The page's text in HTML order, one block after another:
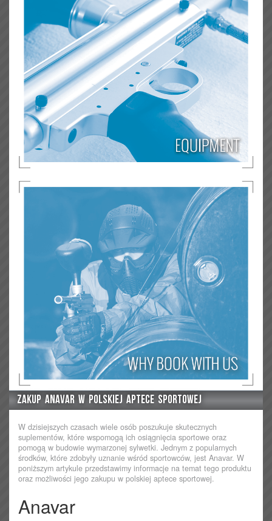
Zakup Anavar w Polskiej Aptece Sportowej
W dzisiejszych czasach wiele osób poszukuje skutecznych
suplementów, które wspomogą ich osiągnięcia sportowe oraz
pomogą w budowie wymarzonej sylwetki. Jednym z popularnych
środków, które zdobyły uznanie wśród sportowców, jest Anavar. W
poniższym artykule przedstawimy informacje na temat tego produktu
oraz możliwości jego zakupu w polskiej aptece sportowej.
Anavar